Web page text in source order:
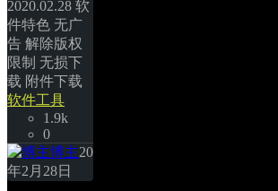
2020.02.28 软
件特色 无广
告 解除版权
限制 无损下
载 附件下载
软件工具
1.9k
0
博主20
年2月28日